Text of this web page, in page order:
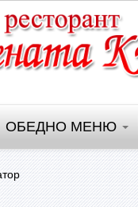
ОБЕДНО МЕНЮ